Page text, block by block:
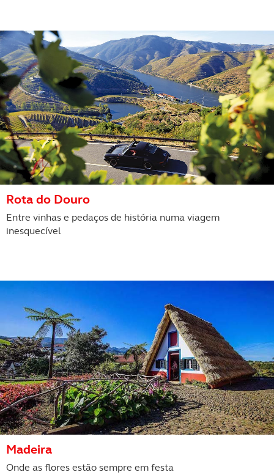
Rota do Douro
Entre vinhas e pedaços de história numa viagem
inesquecível
Madeira
Onde as flores estão sempre em festa